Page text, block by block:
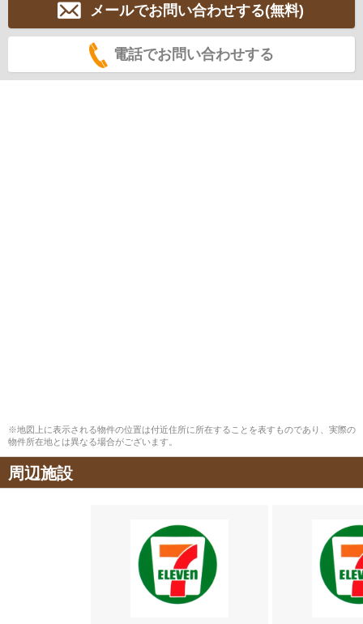
メールでお問い合わせする(無料)
電話でお問い合わせする
※地図上に表示される物件の位置は付近住所に所在することを表すものであり、実際の
物件所在地とは異なる場合がございます。
周辺施設